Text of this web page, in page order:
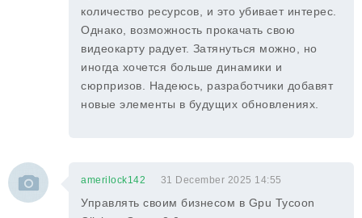
количество ресурсов, и это убивает интерес.
Однако, возможность прокачать свою
видеокарту радует. Затянуться можно, но
иногда хочется больше динамики и
сюрпризов. Надеюсь, разработчики добавят
новые элементы в будущих обновлениях.
amerilock142 31 December 2025 14:55
Управлять своим бизнесом в Gpu Tycoon